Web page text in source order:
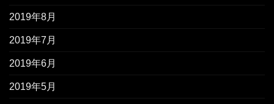
2019年8月
2019年7月
2019年6月
2019年5月